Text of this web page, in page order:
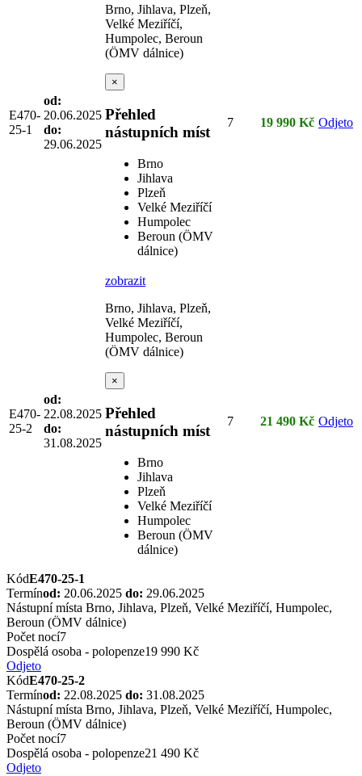
E470-
25-1
od:
20.06.2025
do:
29.06.2025
Brno, Jihlava, Plzeň,
Velké Meziříčí,
Humpolec, Beroun
(ÖMV dálnice)
×
Přehled
nástupních míst
Brno
Jihlava
Plzeň
Velké Meziříčí
Humpolec
Beroun (ÖMV
dálnice)
7 19 990 Kč Odjeto
E470-
25-2
od:
22.08.2025
do:
31.08.2025
zobrazit
Brno, Jihlava, Plzeň,
Velké Meziříčí,
Humpolec, Beroun
(ÖMV dálnice)
×
Přehled
nástupních míst
Brno
Jihlava
Plzeň
Velké Meziříčí
Humpolec
Beroun (ÖMV
dálnice)
7 21 490 Kč Odjeto
KódE470-25-1
Termínod: 20.06.2025 do: 29.06.2025
Nástupní místa Brno, Jihlava, Plzeň, Velké Meziříčí, Humpolec,
Beroun (ÖMV dálnice)
Počet nocí7
Dospělá osoba - polopenze19 990 Kč
Odjeto
KódE470-25-2
Termínod: 22.08.2025 do: 31.08.2025
Nástupní místa Brno, Jihlava, Plzeň, Velké Meziříčí, Humpolec,
Beroun (ÖMV dálnice)
Počet nocí7
Dospělá osoba - polopenze21 490 Kč
Odjeto